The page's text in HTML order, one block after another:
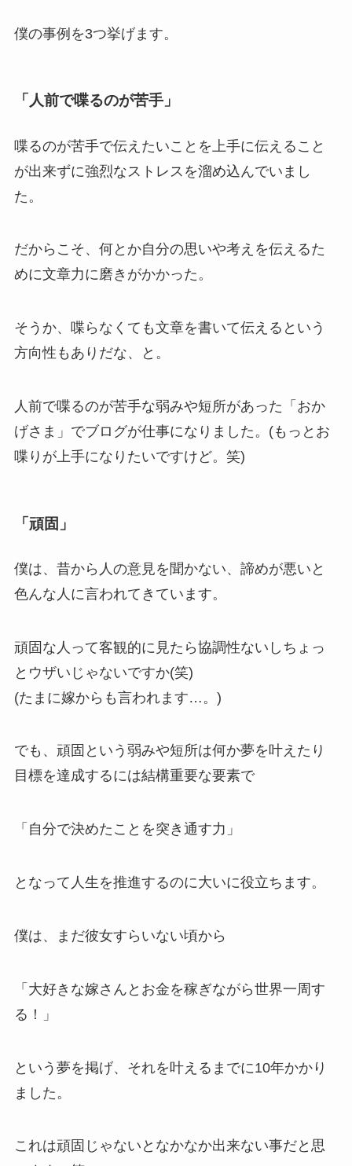
僕の事例を3つ挙げます。
「人前で喋るのが苦手」
喋るのが苦手で伝えたいことを上手に伝えること
が出来ずに強烈なストレスを溜め込んでいまし
た。
だからこそ、何とか自分の思いや考えを伝えるた
めに文章力に磨きがかかった。
そうか、喋らなくても文章を書いて伝えるという
方向性もありだな、と。
人前で喋るのが苦手な弱みや短所があった「おか
げさま」でブログが仕事になりました。(もっとお
喋りが上手になりたいですけど。笑)
「頑固」
僕は、昔から人の意見を聞かない、諦めが悪いと
色んな人に言われてきています。
頑固な人って客観的に見たら協調性ないしちょっ
とウザいじゃないですか(笑)
(たまに嫁からも言われます…。)
でも、頑固という弱みや短所は何か夢を叶えたり
目標を達成するには結構重要な要素で
「自分で決めたことを突き通す力」
となって人生を推進するのに大いに役立ちます。
僕は、まだ彼女すらいない頃から
「大好きな嫁さんとお金を稼ぎながら世界一周す
る！」
という夢を掲げ、それを叶えるまでに10年かかり
ました。
これは頑固じゃないとなかなか出来ない事だと思